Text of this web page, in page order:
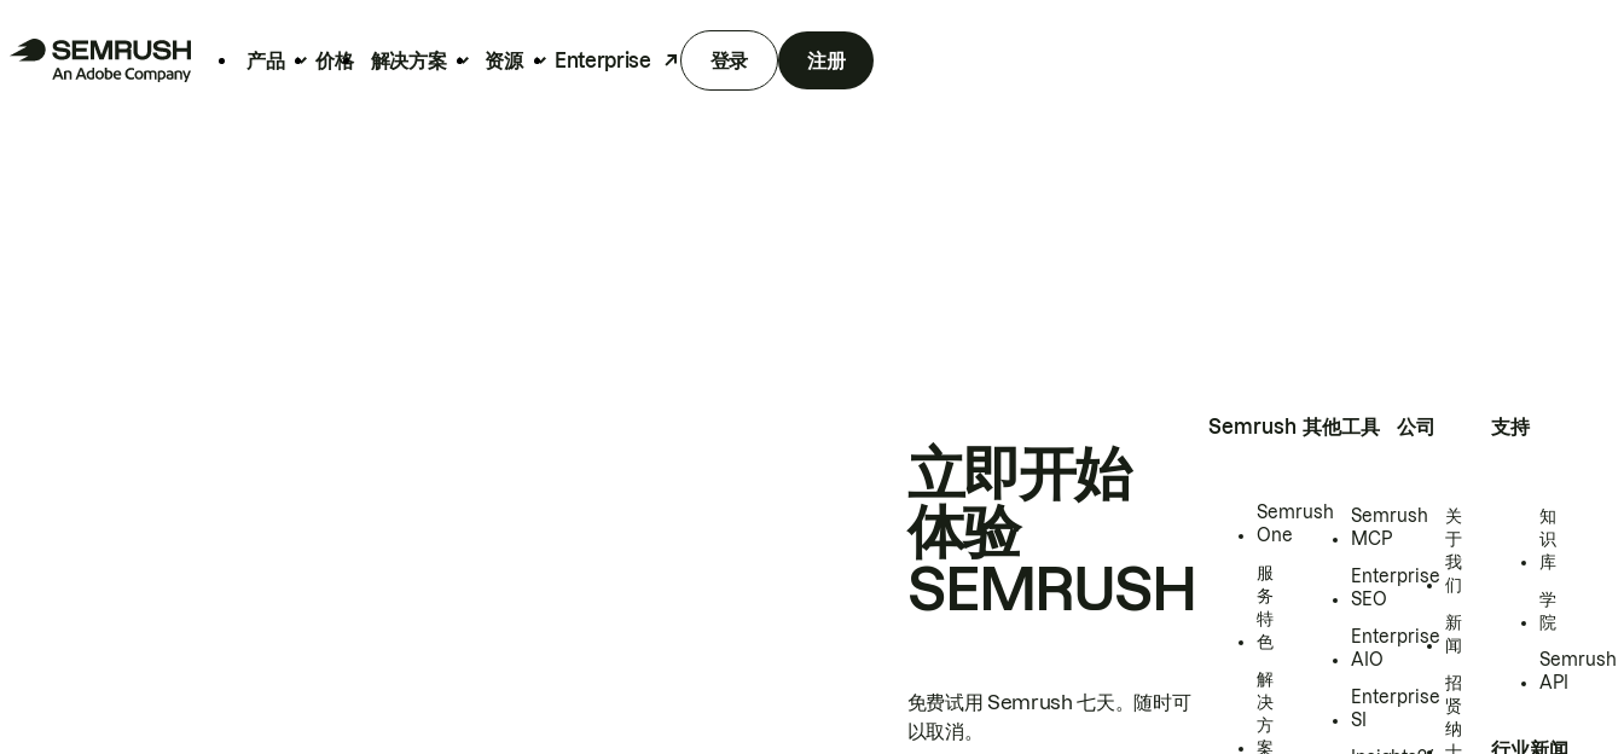
产品 价格 解决方案 资源 Enterprise 登录 注册
立即开始
体验
SEMRUSH
免费试用 Semrush 七天。随时可
以取消。
Semrush
Semrush
One
服
务
特
色
解
决
方
案
其他工具
Semrush
MCP
Enterprise
SEO
Enterprise
AIO
Enterprise
SI
公司
关
于
我
们
新
闻
招
贤
纳
支持
知
识
库
学
院
Semrush
API
行业新闻